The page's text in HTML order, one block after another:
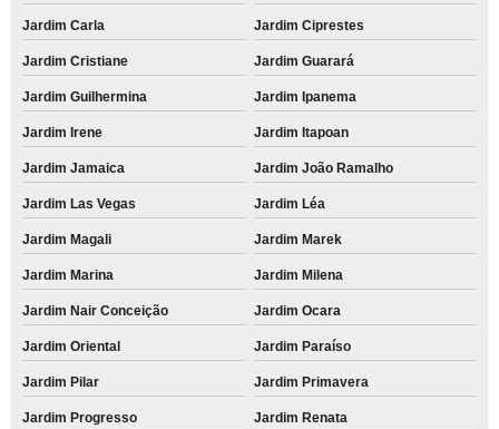
Jardim Carla Jardim Ciprestes
Jardim Cristiane Jardim Guarará
Jardim Guilhermina Jardim Ipanema
Jardim Irene Jardim Itapoan
Jardim Jamaica Jardim João Ramalho
Jardim Las Vegas Jardim Léa
Jardim Magali Jardim Marek
Jardim Marina Jardim Milena
Jardim Nair Conceição Jardim Ocara
Jardim Oriental Jardim Paraíso
Jardim Pilar Jardim Primavera
Jardim Progresso Jardim Renata